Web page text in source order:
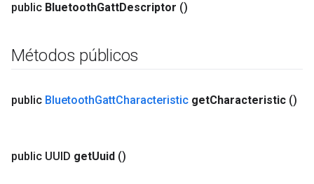
public BluetoothGattDescriptor ()
Métodos públicos
public BluetoothGattCharacteristic getCharacteristic ()
public UUID getUuid ()